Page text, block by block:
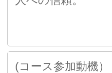
(コース参加動機）